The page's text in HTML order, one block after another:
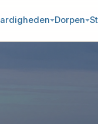
Dorpen